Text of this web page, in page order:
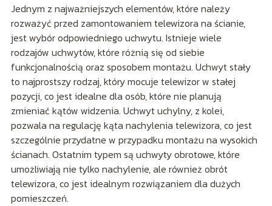
Jednym z najważniejszych elementów, które należy
rozważyć przed zamontowaniem telewizora na ścianie,
jest wybór odpowiedniego uchwytu. Istnieje wiele
rodzajów uchwytów, które różnią się od siebie
funkcjonalnością oraz sposobem montażu. Uchwyt stały
to najprostszy rodzaj, który mocuje telewizor w stałej
pozycji, co jest idealne dla osób, które nie planują
zmieniać kątów widzenia. Uchwyt uchylny, z kolei,
pozwala na regulację kąta nachylenia telewizora, co jest
szczególnie przydatne w przypadku montażu na wysokich
ścianach. Ostatnim typem są uchwyty obrotowe, które
umożliwiają nie tylko nachylenie, ale również obrót
telewizora, co jest idealnym rozwiązaniem dla dużych
pomieszczeń.